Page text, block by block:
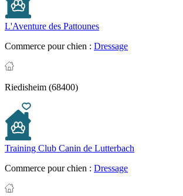
L'Aventure des Pattounes
Commerce pour chien : Dressage
Riedisheim (68400)
Training Club Canin de Lutterbach
Commerce pour chien : Dressage